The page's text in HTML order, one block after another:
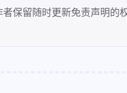
者保留随时更新免责声明的